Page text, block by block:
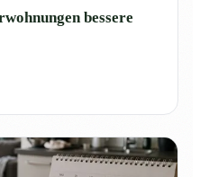
bessere